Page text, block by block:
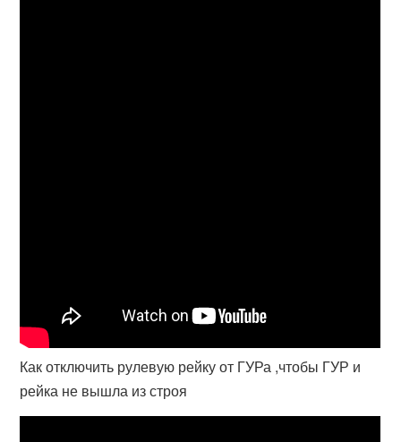
Как отключить рулевую рейку от ГУРа ,чтобы ГУР и
рейка не вышла из строя